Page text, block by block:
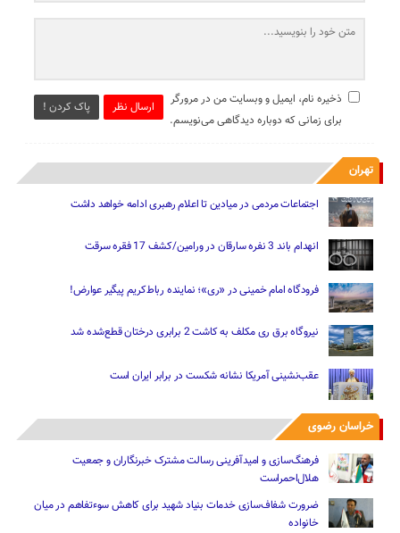
ارسال نظر پاک کردن !
ذخیره نام، ایمیل و وبسایت من در مرورگر
برای زمانی که دوباره دیدگاهی می‌نویسم.
تهران
اجتماعات مردمی در میادین تا اعلام رهبری ادامه خواهد داشت
انهدام باند 3 نفره سارقان در ورامین/کشف 17 فقره سرقت
فرودگاه امام خمینی در «ری»؛ نماینده رباط‌کریم پیگیر عوارض!
نیروگاه برق ری مکلف به کاشت 2 برابری درختان قطع‌شده شد
عقب‌نشینی آمریکا نشانه شکست در برابر ایران است
خراسان رضوی
فرهنگ‌سازی و امیدآفرینی رسالت‌ مشترک خبرنگاران و جمعیت
هلال‌احمراست
ضرورت شفاف‌سازی خدمات بنیاد شهید برای کاهش سوءتفاهم‌ در میان
خانواده